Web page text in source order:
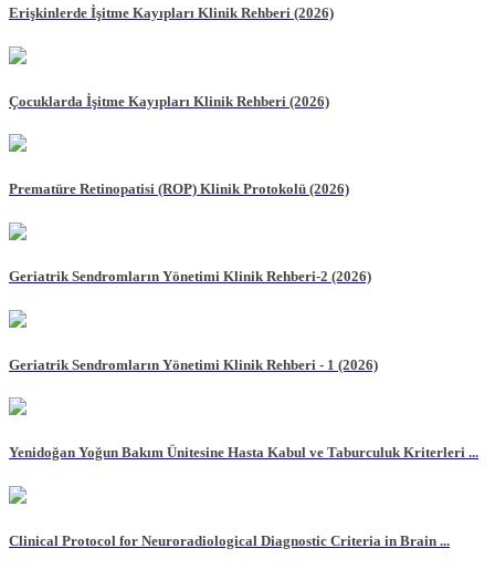
Erişkinlerde İşitme Kayıpları Klinik Rehberi (2026)
Çocuklarda İşitme Kayıpları Klinik Rehberi (2026)
Prematüre Retinopatisi (ROP) Klinik Protokolü (2026)
Geriatrik Sendromların Yönetimi Klinik Rehberi-2 (2026)
Geriatrik Sendromların Yönetimi Klinik Rehberi - 1 (2026)
Yenidoğan Yoğun Bakım Ünitesine Hasta Kabul ve Taburculuk Kriterleri ...
Clinical Protocol for Neuroradiological Diagnostic Criteria in Brain ...